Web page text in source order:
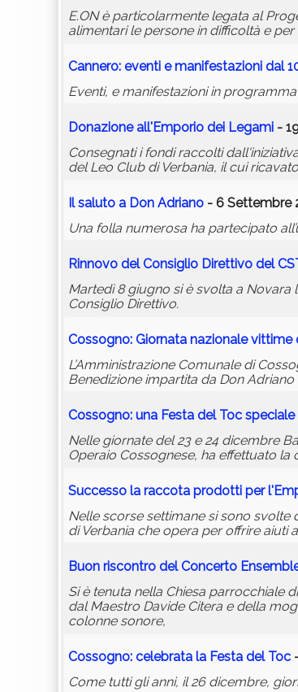
E.ON è particolarmente legata al
alimentari le persone in difficoltà e
Cannero: eventi e manifestazioni dal
Eventi, e manifestazioni in
Donazione all'Emporio dei Legami -
Consegnati i fondi raccolti
del Leo Club di Verbania, il cui
Il saluto a Don Adriano - 6 Settembre
Una folla numerosa ha partecipato
Rinnovo del Consiglio Direttivo del
Martedì 8 giugno si è svolta a Novara
Consiglio Direttivo.
Cossogno: Giornata nazionale vittime
L’Amministrazione Comunale di
Benedizione impartita da Don Adriano
Cossogno: una Festa del Toc speciale
Nelle giornate del 23 e 24 dicembre
Operaio Cossognese, ha effettuato
Successo la raccota prodotti per
Nelle scorse settimane si sono svolte
di Verbania che opera per offrire aiuti
Buon riscontro del Concerto
Si è tenuta nella Chiesa parrocchiale
dal Maestro Davide Citera e della
colonne sonore,
Cossogno: celebrata la Festa del Toc
Come tutti gli anni, il 26 dicembre,